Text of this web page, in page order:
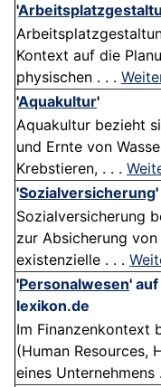
'
Kontext auf die
physischen . . .
'Aquakultur'
Aquakultur bezieht
und Ernte von
Krebstieren, . . .
'Sozialversicherung'
Sozialversicherung
zur Absicherung
existenzielle . . .
'Personalwesen'
lexikon.de
Im Finanzenkontext
(Human Resources,
eines Unternehmens